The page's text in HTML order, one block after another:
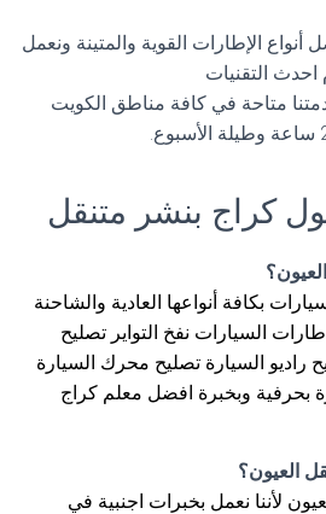
الإطارات القوية والمتينة ونعمل
احدث التقنيات
متاحة في كافة مناطق الكويت
كراج بنشر متنقل
بكافة أنواعها العادية والشاحنة
السيارات نفخ التواير تصليح
راديو السيارة تصليح محرك السيارة
بحرفية وبخبرة افضل معلم كراج
العيون؟
لأننا نعمل بخبرات اجنبية في